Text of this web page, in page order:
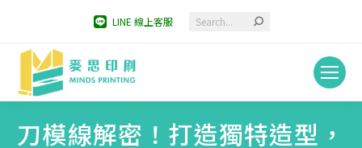
LINE 線上客服 Search:
刀模線解密！打造獨特造型，